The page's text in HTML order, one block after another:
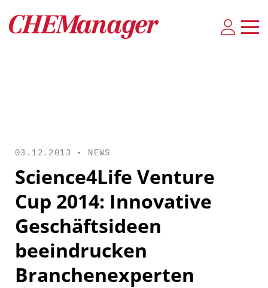
03.12.2013 • NEWS
Science4Life Venture
Cup 2014: Innovative
Geschäftsideen
beeindrucken
Branchenexperten